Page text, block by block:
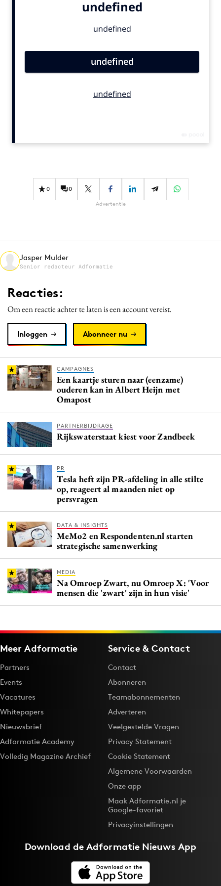
Contentmarketing
Diversiteit
Influencer marketing
Interne communicatie
PR
Purpose Marketing
Reputatie & crisis
0 0
Advertentie
Jasper Mulder
Senior redacteur Adformatie
Reacties:
Om een reactie achter te laten is een account vereist.
Inloggen Abonneer nu
CAMPAGNES
Een kaartje sturen naar (eenzame)
ouderen kan in Albert Heijn met
Omapost
PARTNERBIJDRAGE
Rijkswaterstaat kiest voor Zandbeek
PR
Tesla heft zijn PR-afdeling in alle stilte
op, reageert al maanden niet op
persvragen
DATA & INSIGHTS
MeMo2 en Respondenten.nl starten
strategische samenwerking
MEDIA
Na Omroep Zwart, nu Omroep X: 'Voor
mensen die 'zwart' zijn in hun visie'
Meer Adformatie
Partners
Events
Vacatures
Whitepapers
Nieuwsbrief
Adformatie Academy
Volledig Magazine Archief
Service & Contact
Contact
Abonneren
Teamabonnementen
Adverteren
Veelgestelde Vragen
Privacy Statement
Cookie Statement
Algemene Voorwaarden
Onze app
Maak Adformatie.nl je
Google-favoriet
Privacyinstellingen
Download deAdformatie Nieuws App